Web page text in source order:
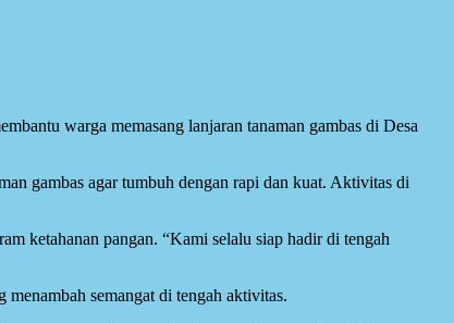
warga memasang lanjaran tanaman gambas di Desa
gambas agar tumbuh dengan rapi dan kuat. Aktivitas di
ketahanan pangan. “Kami selalu siap hadir di tengah
semangat di tengah aktivitas.